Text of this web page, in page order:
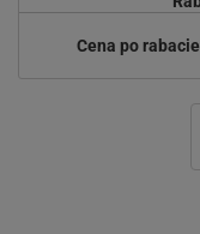
Cena po